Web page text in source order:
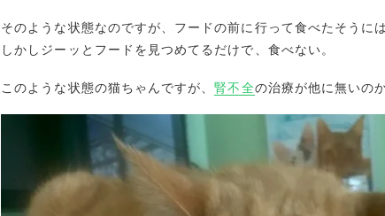
そのような状態なのですが、フードの前に行って食べたそうに
しかしジーッとフードを見つめてるだけで、食べない。
このような状態の猫ちゃんですが、腎不全の治療が他に無いの